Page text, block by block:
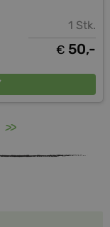
1 Stk.
€ 50,-